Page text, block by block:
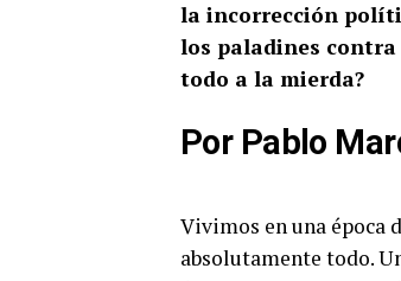
la incorrección
los paladines contra
todo a la mierda?
Por Pablo
Vivimos en una época
absolutamente todo.